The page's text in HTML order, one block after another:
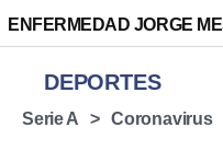
ENFERMEDAD JORGE
DEPORTES
Serie A Coronavirus